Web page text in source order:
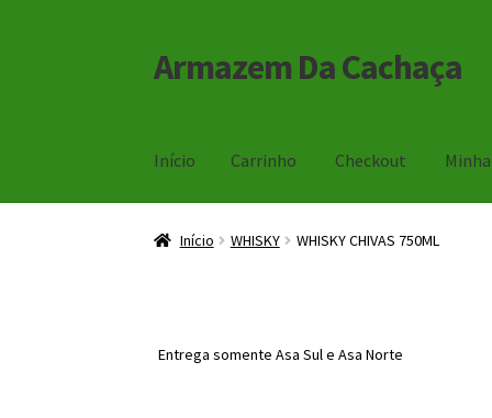
Pular
para
Pular
para
Armazem Da Cachaça
Início Carrinho Checkout
Início CarrinhoCheckoutMinha Conta
Início WHISKY WHISKY CHIVAS 750ML
Entrega somente Asa Sul e Asa Norte